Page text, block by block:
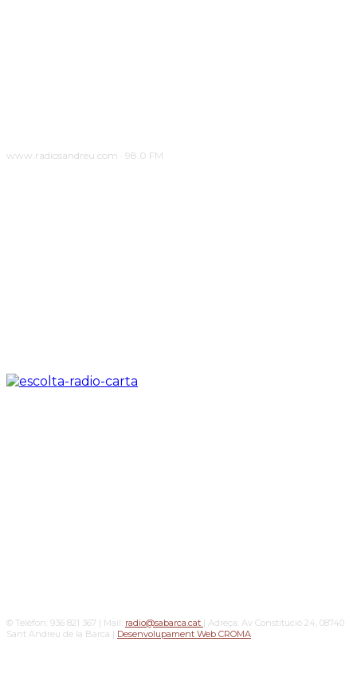
www.radiosandreu.com · 98.0 FM
© Telèfon: 936 821 367 | Mail: radio@sabarca.cat | Adreça: Av Constitució 24, 08740
Sant Andreu de la Barca | Desenvolupament Web CROMA